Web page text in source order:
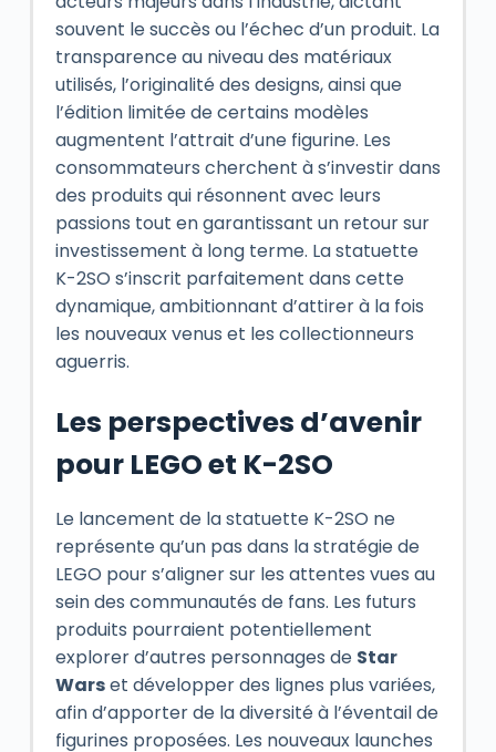
souvent le succès ou l’échec d’un produit. La
transparence au niveau des matériaux
utilisés, l’originalité des designs, ainsi que
l’édition limitée de certains modèles
augmentent l’attrait d’une figurine. Les
consommateurs cherchent à s’investir dans
des produits qui résonnent avec leurs
passions tout en garantissant un retour sur
investissement à long terme. La statuette
K-2SO s’inscrit parfaitement dans cette
dynamique, ambitionnant d’attirer à la fois
les nouveaux venus et les collectionneurs
aguerris.
Les perspectives d’avenir
pour LEGO et K-2SO
Le lancement de la statuette K-2SO ne
représente qu’un pas dans la stratégie de
LEGO pour s’aligner sur les attentes vues au
sein des communautés de fans. Les futurs
produits pourraient potentiellement
explorer d’autres personnages de Star
Warset développer des lignes plus variées,
afin d’apporter de la diversité à l’éventail de
figurines proposées. Les nouveaux launches